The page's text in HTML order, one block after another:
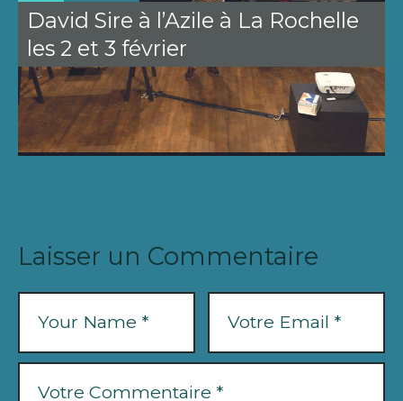
David Sire à l’Azile à La Rochelle
les 2 et 3 février
Laisser un Commentaire